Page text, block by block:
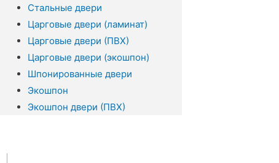
Стальные двери
Царговые двери (ламинат)
Царговые двери (ПВХ)
Царговые двери (экошпон)
Шпонированные двери
Экошпон
Экошпон двери (ПВХ)